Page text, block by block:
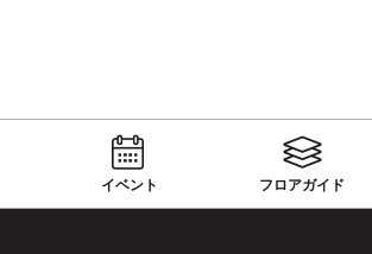
イベント フロアガイド